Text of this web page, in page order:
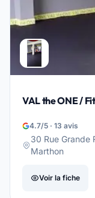
VAL the ONE /
4.7/5 · 13 avis
30 Rue Grande
Marthon
Voir la fiche